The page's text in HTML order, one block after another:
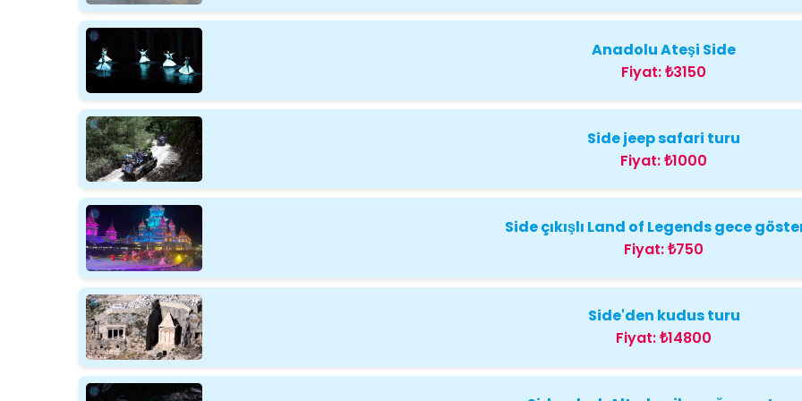
Anadolu Ateşi Side
Fiyat:₺3150
Side jeep safari turu
Fiyat:₺1000
Side çıkışlı Land of Legends gece
Fiyat:₺750
Side'den kudus turu
Fiyat:₺14800